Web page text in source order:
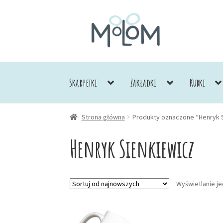
Przejdź
do
nawigacji
Przejdź
do
treści
Skarpetki Zakładki Kubki
Strona główna Produkty oznaczone “Henryk
Henryk Sienkiewicz
Wyświetlanie